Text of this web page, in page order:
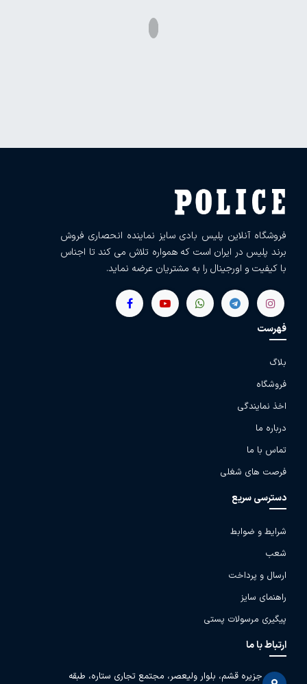
فروشگاه آنلاین پلیس بادی سایز نماینده انحصاری فروش
برند پلیس در ایران است که همواره تلاش می کند تا اجناس
با کیفیت و اورجینال را به مشتریان عرضه نماید.
فهرست
بلاگ
فروشگاه
اخذ نمایندگی
درباره ما
تماس با ما
فرصت های شغلی
دسترسی سریع
شرایط و ضوابط
شعب
ارسال و پرداخت
راهنمای سایز
پیگیری مرسولات پستی
ارتباط با ما
جزیره قشم، بلوار ولیعصر، مجتمع تجاری ستاره، طبقه